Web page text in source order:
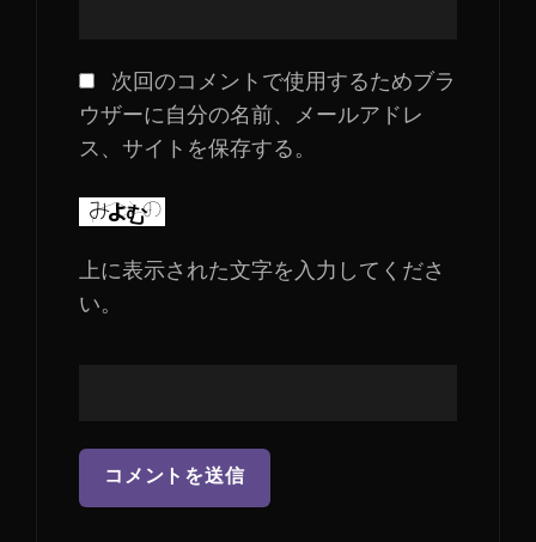
次回のコメントで使用するためブラ
ウザーに自分の名前、メールアドレ
ス、サイトを保存する。
上に表示された文字を入力してくださ
い。